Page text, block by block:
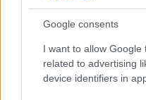
Google consents
I want to allow Google
related to advertising
device identifiers in
KOMENTARZE
Uwaga!
Teraz komentarze